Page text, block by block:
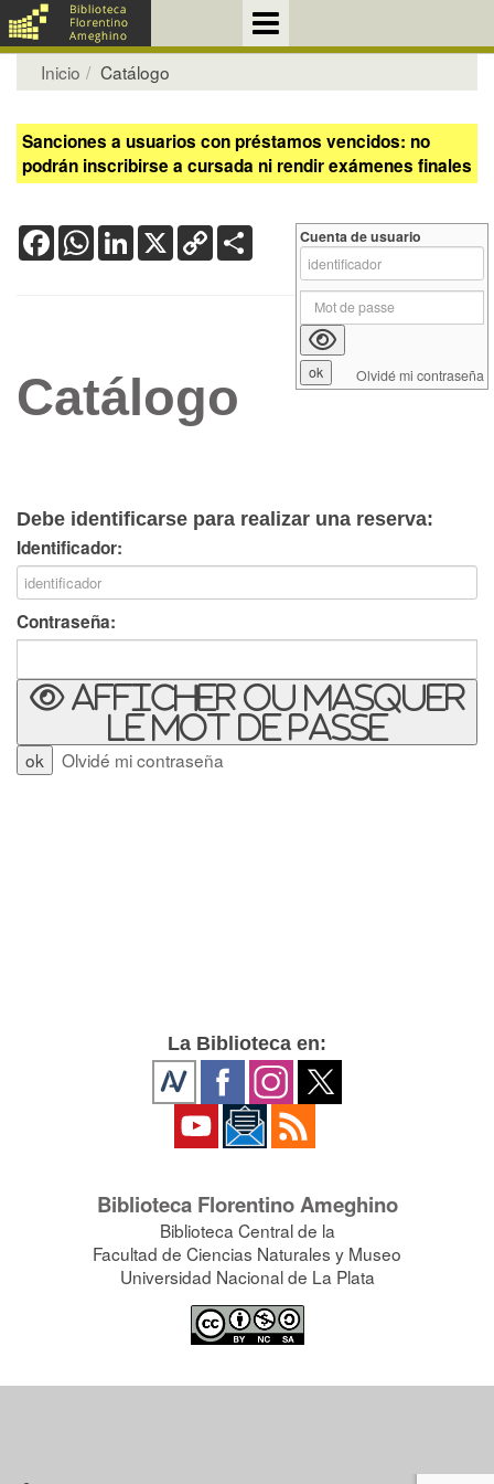
Inicio Catálogo
Sanciones a usuarios con préstamos vencidos: no
podrán inscribirse a cursada ni rendir exámenes finales
FacebookWhatsApp
LinkedIn
X Copy
Link
Catálogo
Debe identificarse para realizar una reserva:
Identificador:
Contraseña:
Afficher ou masquer
le mot de passe
Olvidé mi contraseña
Cuenta de usuario
Olvidé mi contraseña
La Biblioteca en:
Biblioteca Florentino Ameghino
Biblioteca Central de la
Facultad de Ciencias Naturales y Museo
Universidad Nacional de La Plata